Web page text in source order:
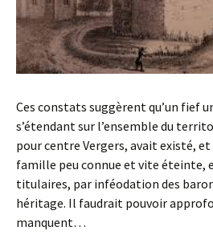
Ces constats suggèrent qu’un fief
s’étendant sur l’ensemble du
pour centre Vergers, avait existé, et
famille peu connue et vite éteinte,
titulaires, par inféodation des
héritage. Il faudrait pouvoir
manquent…